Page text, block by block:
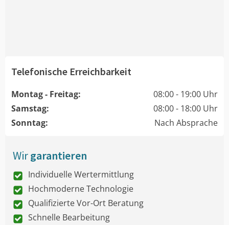
Telefonische Erreichbarkeit
Montag - Freitag:
08:00 - 19:00 Uhr
Samstag:
08:00 - 18:00 Uhr
Sonntag:
Nach Absprache
Wirgarantieren
Individuelle Wertermittlung
Hochmoderne Technologie
Qualifizierte Vor-Ort Beratung
Schnelle Bearbeitung